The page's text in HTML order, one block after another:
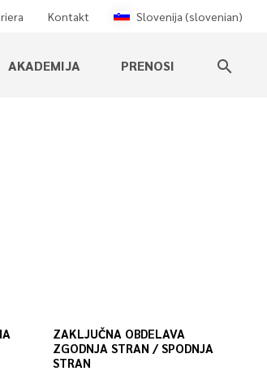
Kontakt Slovenija (slovenian)
AKADEMIJA PRENOSI search
ZAKLJUČNA OBDELAVA
ZGODNJA STRAN / SPODNJA
STRAN